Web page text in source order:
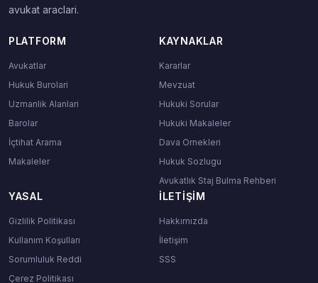
avukat araclari.
PLATFORM
Avukatlar
Hukuk Burolari
Uzmanlik Alanlari
Barolar
İçtihat Arama
Makaleler
KAYNAKLAR
Kararlar
Mevzuat
Hukuki Sorular
Hukuki Makaleler
Dava Ornekleri
Hukuk Sozlugu
Avukatlık Staj Bulma Rehberi
YASAL
Gizlilik Politikası
Kullanım Koşulları
Sorumluluk Reddi
Çerez Politikası
İLETIŞIM
Hakkımızda
İletişim
SSS